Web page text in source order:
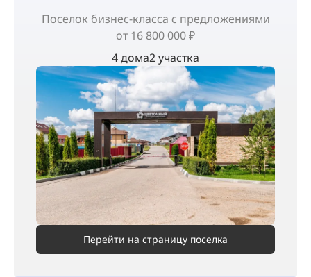
Поселок бизнес-класса с предложениями
от 16 800 000 ₽
4 дома2 участка
Перейти на страницу поселка